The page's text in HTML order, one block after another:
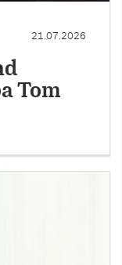
21.07.2026
Tom